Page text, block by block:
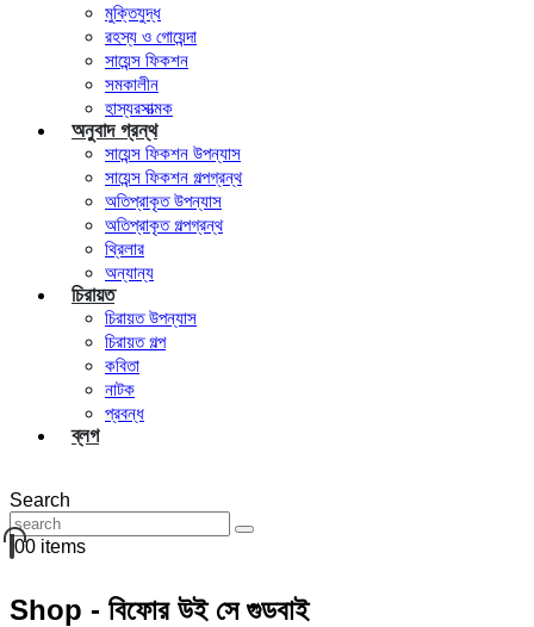
মুক্তিযুদ্ধ
রহস্য ও গোয়েন্দা
সায়েন্স ফিকশন
সমকালীন
হাস্যরসাত্মক
অনুবাদ গ্রন্থ
সায়েন্স ফিকশন উপন্যাস
সায়েন্স ফিকশন গল্পগ্রন্থ
অতিপ্রাকৃত উপন্যাস
অতিপ্রাকৃত গল্পগ্রন্থ
থ্রিলার
অন্যান্য
চিরায়ত
চিরায়ত উপন্যাস
চিরায়ত গল্প
কবিতা
নাটক
প্রবন্ধ
ব্লগ
Search
00 items
Shop - বিফোর উই সে গুডবাই